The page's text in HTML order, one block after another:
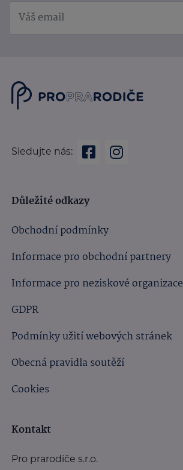
Sledujte nás:
Důležité odkazy
Obchodní podmínky
Informace pro obchodní partnery
Informace pro neziskové organizace
GDPR
Podmínky užití webových stránek
Obecná pravidla soutěží
Cookies
Kontakt
Pro prarodiče s.r.o.